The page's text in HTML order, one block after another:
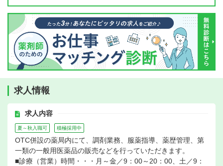
求人情報
求人内容
夏～秋入職可 積極採用中
OTC併設の薬局内にて、調剤業務、服薬指導、薬歴管理、第
一類の一般用医薬品の販売などを行っていただきます。
■診療（営業）時間・・・月～金／9：00～20：00、土／9：